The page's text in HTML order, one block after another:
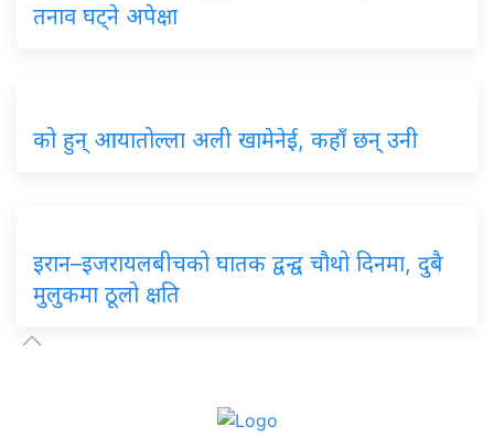
तनाव घट्ने अपेक्षा
को हुन् आयातोल्ला अली खामेनेई, कहाँ छन् उनी
इरान–इजरायलबीचको घातक द्वन्द्व चौथो दिनमा, दुबै
मुलुकमा ठूलो क्षति